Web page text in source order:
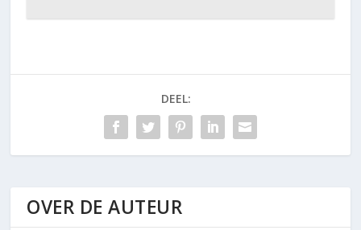
DEEL:
OVER DE AUTEUR